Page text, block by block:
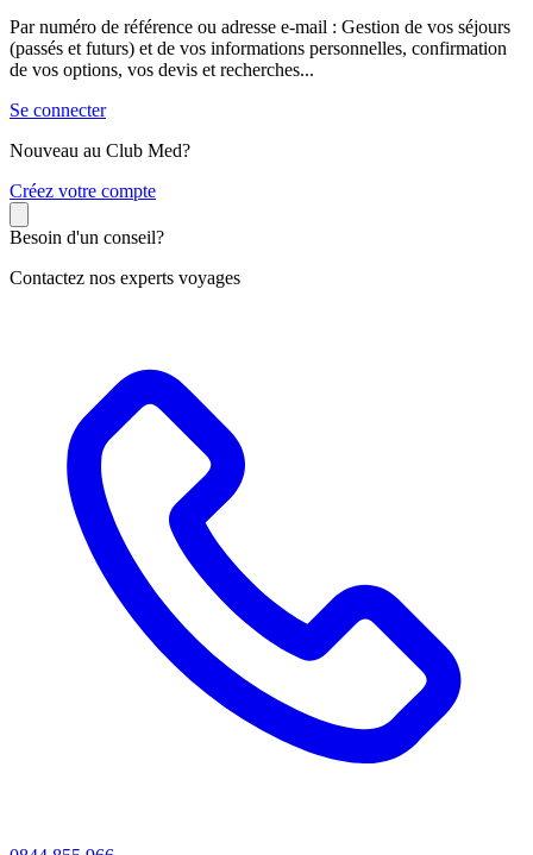
Par numéro de référence ou adresse e-mail : Gestion de vos séjours
(passés et futurs) et de vos informations personnelles, confirmation
de vos options, vos devis et recherches...
Se connecter
Nouveau au Club Med?
Créez votre compte
Besoin d'un conseil?
Contactez nos experts voyages